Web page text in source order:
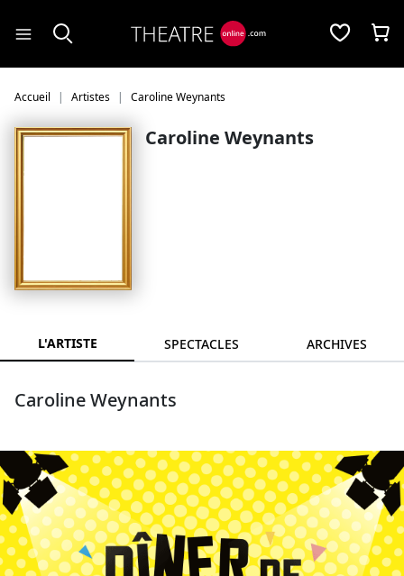
Accueil Artistes Caroline Weynants
Caroline Weynants
L'ARTISTE SPECTACLES ARCHIVES
Caroline Weynants